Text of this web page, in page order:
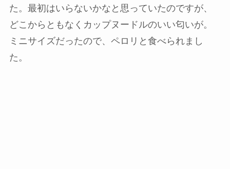
た。最初はいらないかなと思っていたのですが、
どこからともなくカップヌードルのいい匂いが。
ミニサイズだったので、ペロリと食べられまし
た。